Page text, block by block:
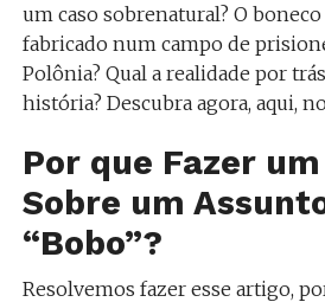
um caso sobrenatural? O
fabricado num campo de
Polônia? Qual a realidade por
história? Descubra agora, aqui,
Por que Fazer
Sobre um
“Bobo”?
Resolvemos fazer esse artigo,